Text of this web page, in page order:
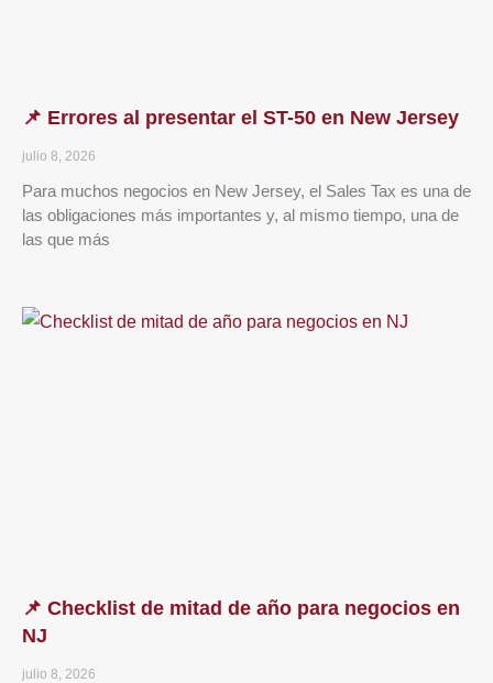
📌 Errores al presentar el ST-50 en New Jersey
julio 8, 2026
Para muchos negocios en New Jersey, el Sales Tax es una de
las obligaciones más importantes y, al mismo tiempo, una de
las que más
📌 Checklist de mitad de año para negocios en
NJ
julio 8, 2026